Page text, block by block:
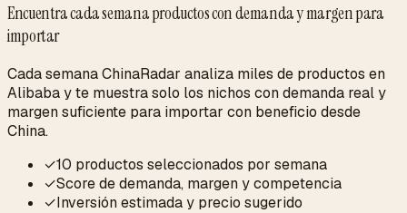
Encuentra cada semana productos con demanda y margen para
importar
Cada semana ChinaRadar analiza miles de productos en
Alibaba y te muestra solo los nichos con demanda real y
margen suficiente para importar con beneficio desde
China.
✓10 productos seleccionados por semana
✓Score de demanda, margen y competencia
✓Inversión estimada y precio sugerido